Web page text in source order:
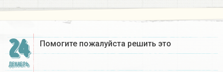
24
ДЕКАБРЬ
Помогите пожалуйста решить это